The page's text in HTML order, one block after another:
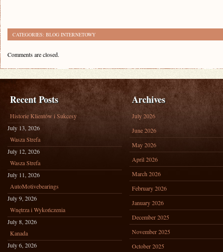
CATEGORIES: BLOG INTERNETOWY
Comments are closed.
Recent Posts
Historie Klientów i Sukcesy
July 13, 2026
Wasza Strefa
July 12, 2026
Wasza Strefa
July 11, 2026
AutoMotivebearings
July 9, 2026
Wnętrza i Wykończenia
July 8, 2026
Kanada
July 6, 2026
Archives
July 2026
June 2026
May 2026
April 2026
March 2026
February 2026
January 2026
December 2025
November 2025
October 2025